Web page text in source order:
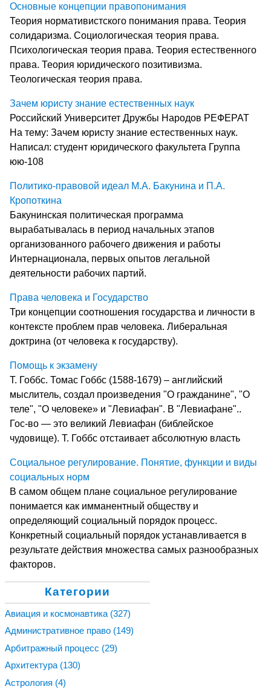
Основные концепции правопонимания
Теория нормативистского понимания права. Теория
солидаризма. Социологическая теория права.
Психологическая теория права. Теория естественного
права. Теория юридического позитивизма.
Теологическая теория права.
Зачем юристу знание естественных наук
Российский Университет Дружбы Народов РЕФЕРАТ
На тему: Зачем юристу знание естественных наук.
Написал: студент юридического факультета Группа
юю-108
Политико-правовой идеал М.А. Бакунина и П.А.
Кропоткина
Бакунинская политическая программа
вырабатывалась в период начальных этапов
организованного рабочего движения и работы
Интернационала, первых опытов легальной
деятельности рабочих партий.
Права человека и Государство
Три концепции соотношения государства и личности в
контексте проблем прав человека. Либеральная
доктрина (от человека к государству).
Помощь к экзамену
Т. Гоббс. Томас Гоббс (1588-1679) – английский
мыслитель, создал произведения "О гражданине", "О
теле", "О человеке» и "Левиафан". В "Левиафане"..
Гос-во — это великий Левиафан (библейское
чудовище). Т. Гоббс отстаивает абсолютную власть
Социальное регулирование. Понятие, функции и виды
социальных норм
В самом общем плане социальное регулирование
понимается как имманентный обществу и
определяющий социальный порядок процесс.
Конкретный социальный порядок устанавливается в
результате действия множества самых разнообразных
факторов.
Категории
Авиация и космонавтика (327)
Административное право (149)
Арбитражный процесс (29)
Архитектура (130)
Астрология (4)